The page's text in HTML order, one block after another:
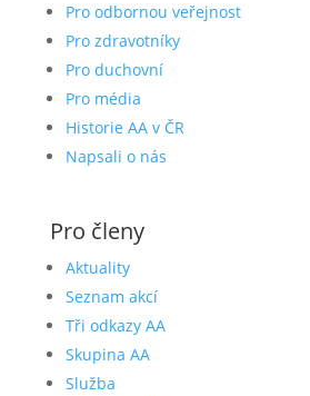
Pro odbornou veřejnost
Pro zdravotníky
Pro duchovní
Pro média
Historie AA v ČR
Napsali o nás
Pro členy
Aktuality
Seznam akcí
Tři odkazy AA
Skupina AA
Služba